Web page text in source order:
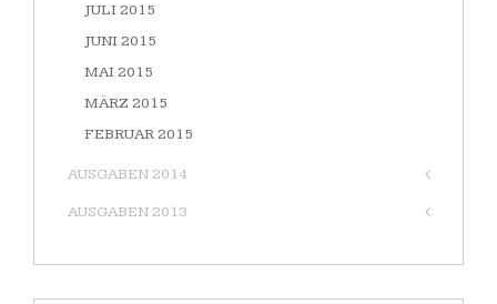
JULI 2015
JUNI 2015
MAI 2015
MÄRZ 2015
FEBRUAR 2015
AUSGABEN 2014
AUSGABEN 2013